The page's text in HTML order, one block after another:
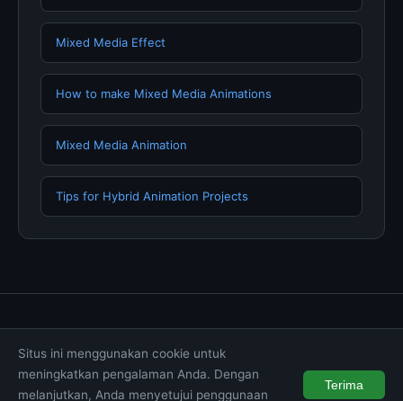
Mixed Media Effect
How to make Mixed Media Animations
Mixed Media Animation
Tips for Hybrid Animation Projects
Syarat & Ketentuan
© 2026 muktibox.com. All rights reserved.
Situs ini menggunakan cookie untuk
meningkatkan pengalaman Anda. Dengan
melanjutkan, Anda menyetujui penggunaan
Terima